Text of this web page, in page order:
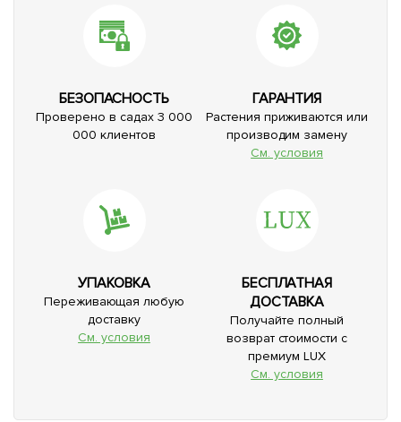
БЕЗОПАСНОСТЬ
Проверено в садах 3 000
000 клиентов
ГАРАНТИЯ
Растения приживаются или
производим замену
См. условия
УПАКОВКА
Переживающая любую
доставку
См. условия
БЕСПЛАТНАЯ
ДОСТАВКА
Получайте полный
возврат стоимости с
премиум LUX
См. условия